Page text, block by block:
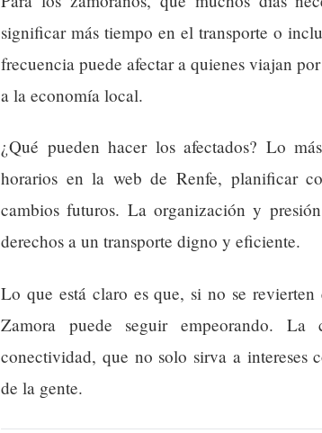
significar más tiempo en el transporte o
frecuencia puede afectar a quienes viajan
a la economía local.
¿Qué pueden hacer los afectados? Lo
horarios en la web de Renfe, planificar
cambios futuros. La organización y
derechos a un transporte digno y eficiente.
Lo que está claro es que, si no se
Zamora puede seguir empeorando.
conectividad, que no solo sirva a intereses
de la gente.